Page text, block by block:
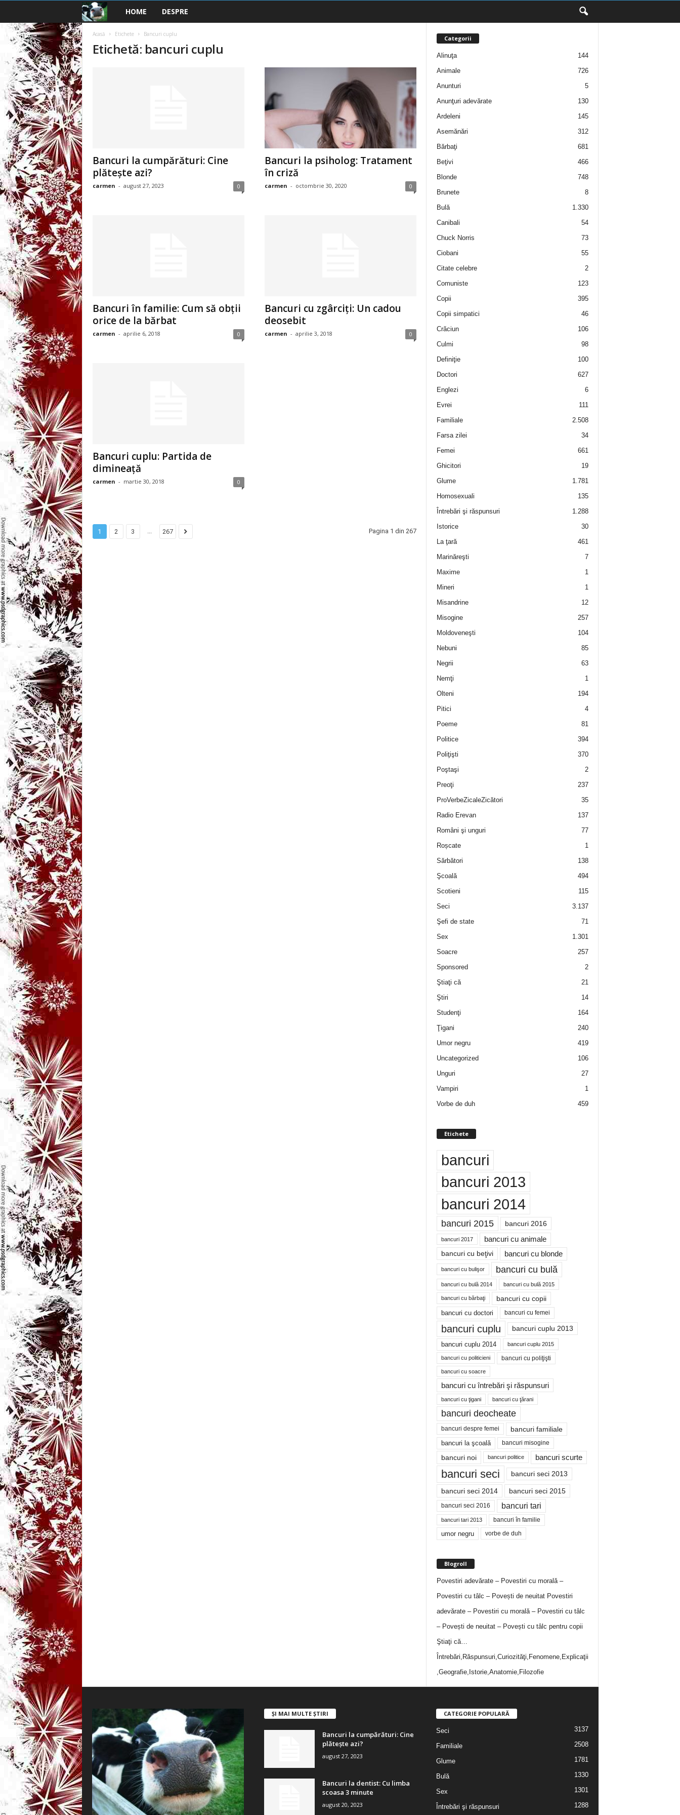
a
n
0
n
l
–
HOME DESPRE
Acasă Etichete Bancuri cuplu
Etichetă: bancuri cuplu
Bancuri la cumpărături: Cine
plătește azi?
carmen - august 27, 2023 0
Bancuri la psiholog: Tratament
în criză
carmen - octombrie 30, 2020 0
Bancuri în familie: Cum să obții
orice de la bărbat
carmen - aprilie 6, 2018 0
Bancuri cu zgârciți: Un cadou
deosebit
carmen - aprilie 3, 2018 0
Bancuri cuplu: Partida de
dimineață
carmen - martie 30, 2018 0
1 2 3 ... 267 Pagina 1 din 267
Categorii
Alinuţa
144
Animale
726
Anunturi
5
Anunţuri adevărate
130
Ardeleni
145
Asemănări
312
Bărbaţi
681
Beţivi
466
Blonde
748
Brunete
8
Bulă
1.330
Canibali
54
Chuck Norris
73
Ciobani
55
Citate celebre
2
Comuniste
123
Copii
395
Copii simpatici
46
Crăciun
106
Culmi
98
Definiţie
100
Doctori
627
Englezi
6
Evrei
111
Familiale
2.508
Farsa zilei
34
Femei
661
Ghicitori
19
Glume
1.781
Homosexuali
135
Întrebări şi răspunsuri
1.288
Istorice
30
La ţară
461
Marinăreşti
7
Maxime
1
Mineri
1
Misandrine
12
Misogine
257
Moldoveneşti
104
Nebuni
85
Negrii
63
Nemţi
1
Olteni
194
Pitici
4
Poeme
81
Politice
394
Poliţişti
370
Poştaşi
2
Preoţi
237
ProVerbeZicaleZicători
35
Radio Erevan
137
Români şi unguri
77
Roșcate
1
Sărbători
138
Şcoală
494
Scotieni
115
Seci
3.137
Şefi de state
71
Sex
1.301
Soacre
257
Sponsored
2
Ştiaţi că
21
Ştiri
14
Studenţi
164
Ţigani
240
Umor negru
419
Uncategorized
106
Unguri
27
Vampiri
1
Vorbe de duh
459
Etichete
bancuri
bancuri 2013
bancuri 2014
bancuri 2015 bancuri 2016
bancuri 2017 bancuri cu animale
bancuri cu beţivi bancuri cu blonde
bancuri cu bulişor bancuri cu bulă
bancuri cu bulă 2014 bancuri cu bulă 2015
bancuri cu bărbaţi bancuri cu copii
bancuri cu doctori bancuri cu femei
bancuri cuplu bancuri cuplu 2013
bancuri cuplu 2014 bancuri cuplu 2015
bancuri cu politicieni bancuri cu poliţişti
bancuri cu soacre
bancuri cu întrebări şi răspunsuri
bancuri cu ţigani bancuri cu ţărani
bancuri deocheate
bancuri despre femei bancuri familiale
bancuri la şcoală bancuri misogine
bancuri noi bancuri politice bancuri scurte
bancuri seci bancuri seci 2013
bancuri seci 2014 bancuri seci 2015
bancuri seci 2016 bancuri tari
bancuri tari 2013 bancuri în familie
umor negru vorbe de duh
Blogroll
Povestiri adevărate – Povestiri cu morală –
Povestiri cu tâlc – Povești de neuitatPovestiri
adevărate – Povestiri cu morală – Povestiri cu tâlc
– Povești de neuitat – Povești cu tâlc pentru copii
Ştiaţi că…
Întrebări,Răspunsuri,Curiozităţi,Fenomene,Explicaţii
,Geografie,Istorie,Anatomie,Filozofie
ȘI MAI MULTE ȘTIRI
Bancuri la cumpărături: Cine
plătește azi?
august 27, 2023
Bancuri la dentist: Cu limba
scoasa 3 minute
august 20, 2023
CATEGORIE POPULARĂ
Seci 3137
Familiale 2508
Glume 1781
Bulă 1330
Sex 1301
Întrebări şi răspunsuri 1288